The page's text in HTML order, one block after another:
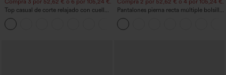
Compra 3 por 52,62 € o 6 por 105,24 €.
Top casual de corte relajado con cuello
redondo y mangas murciélago.
Compra 2 por 52,62 € o 4 por 105,24 €.
Pantalones pierna recta múltiple bolsillo
botón tiro alto